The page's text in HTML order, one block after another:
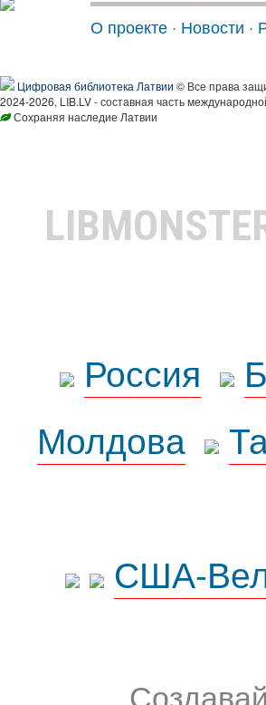
О проекте · Новости ·
Цифровая библиотека Латвии © Все права
2024-2026, LIB.LV - составная часть
Сохраняя наследие Латвии
Россия
Молдова
США-